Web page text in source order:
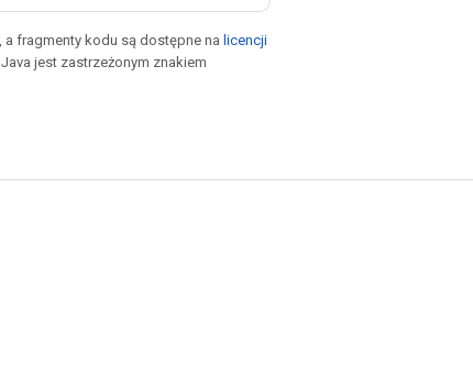
, a fragmenty kodu są dostępne na licencji
. Java jest zastrzeżonym znakiem